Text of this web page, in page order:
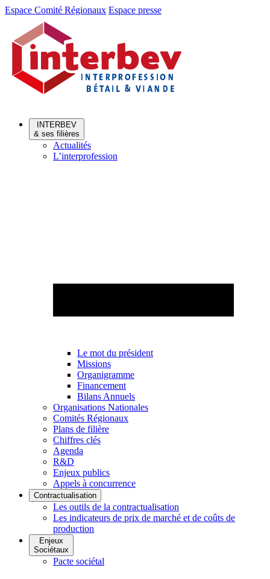
Aller
Aller
contenu
Espace Comité Régionaux Espace presse
INTERBEV
& ses filières
Actualités
L’interprofession
Le mot du président
Missions
Organigramme
Financement
Bilans Annuels
Organisations Nationales
Comités Régionaux
Plans de filière
Chiffres clés
Agenda
R&D
Enjeux publics
Appels à concurrence
Contractualisation
Les outils de la contractualisation
Les indicateurs de prix de marché et de coûts de
production
Enjeux
Sociétaux
Pacte sociétal